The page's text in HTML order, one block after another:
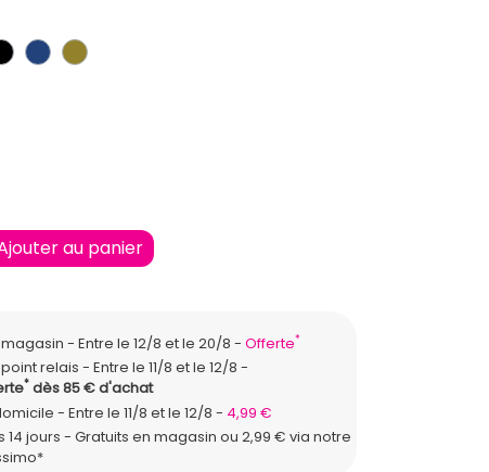
FONCE
NOIRBLEU FONCE
KAKI
au panier
Entre le 12/8 et le 20/8 Offerte*
relais
Entre le 11/8 et le 12/8
*dès 85 € d'achat
Entre le 11/8 et le 12/8
4,99 €
14 jours - Gratuits en magasin ou 2,99 € via notre